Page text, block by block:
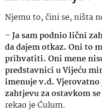
Njemu to, čini se, ništa
–Ja sam podnio lični
da dajem otkaz. Oni to
prihvatiti. Oni mene
predstavnici u Vijeću
imenuje v.d.
zahtjevu za ostavkom
rekao je Ćulum.